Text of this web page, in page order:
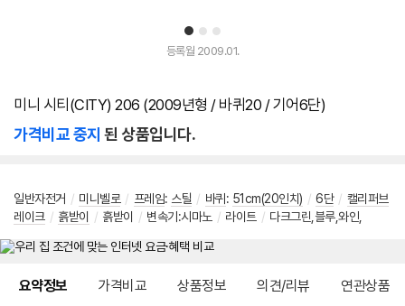
1 2 3
등록월 2009.01.
미니 시티(CITY) 206 (2009년형 / 바퀴20 / 기어6단)
가격비교 중지 된 상품입니다.
일반자전거 / 미니벨로 / 프레임: 스틸 / 바퀴 : 51cm(20인치) / 6단 / 캘리퍼브
레이크 / 흙받이 / 흙받이 / 변속기:시마노 / 라이트 / 다크그린,블루,와인,
요약정보 가격비교 상품정보 의견/리뷰 연관상품